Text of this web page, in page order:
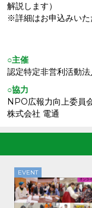
解説します）
※詳細はお申込みいた
○主催
認定特定非営利活動
○協力
NPO広報力向上委員
株式会社 電通
EVENT